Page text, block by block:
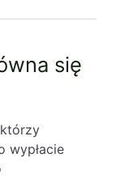
się
którzy
wypłacie